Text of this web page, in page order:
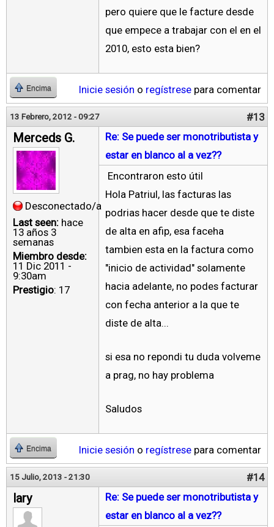
pero quiere que le facture desde
que empece a trabajar con el en el
2010, esto esta bien?
Encima Inicie sesión o regístrese para comentar
13 Febrero, 2012 - 09:27 #13
Merceds G.
Desconectado/a
Last seen: hace
13 años 3
semanas
Miembro desde:
11 Dic 2011 -
9:30am
Prestigio: 17
Re: Se puede ser monotributista y
estar en blanco al a vez??
Encontraron esto útil
Hola Patriul, las facturas las
podrias hacer desde que te diste
de alta en afip, esa faceha
tambien esta en la factura como
"inicio de actividad" solamente
hacia adelante, no podes facturar
con fecha anterior a la que te
diste de alta...
si esa no repondi tu duda volveme
a prag, no hay problema
Saludos
Encima Inicie sesión o regístrese para comentar
15 Julio, 2013 - 21:30 #14
lary
Re: Se puede ser monotributista y
estar en blanco al a vez??